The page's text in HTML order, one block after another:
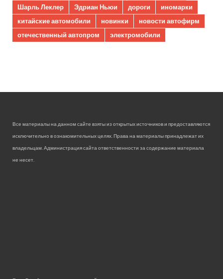
Шарль Леклер
Эдриан Ньюи дороги
иномарки
китайские автомобили
новинки
новости автофирм
отечественный автопром
электромобили
Все материалы на данном сайте взяты из открытых источников и предоставляются
исключительно в ознакомительных целях. Права на материалы принадлежат их
владельцам. Администрация сайта ответственности за содержание материала
не несет.